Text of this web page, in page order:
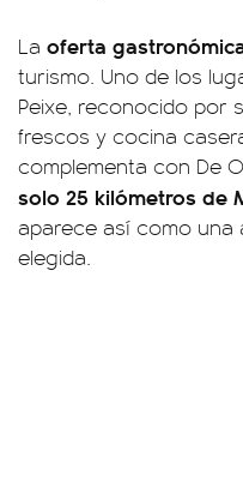
La oferta
turismo. Uno de los
Peixe, reconocido por
frescos y cocina
complementa con De
solo 25 kilómetros de
aparece así como una
elegida.